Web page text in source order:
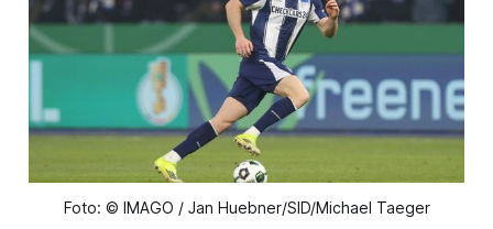
Foto: © IMAGO / Jan Huebner/SID/Michael Taeger